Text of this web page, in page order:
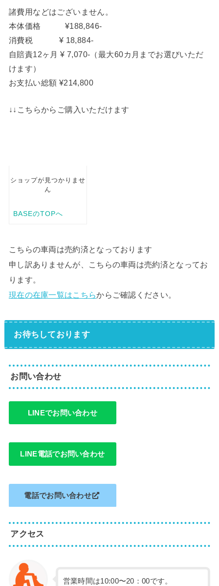
諸費用などはございません。
本体価格 ¥188,846-
消費税 ¥ 18,884-
自賠責12ヶ月 ¥ 7,070-（最大60カ月までお選びいただ
けます）
お支払い総額 ¥214,800
↓↓こちらからご購入いただけます
こちらの車両は売約済となっております
申し訳ありませんが、こちらの車両は売約済となってお
ります。
現在の在庫一覧はこちらからご確認ください。
お待ちしております
お問い合わせ
LINEでお問い合わせ
LINE電話でお問い合わせ
電話でお問い合わせ
アクセス
営業時間は10:00〜20：00です。